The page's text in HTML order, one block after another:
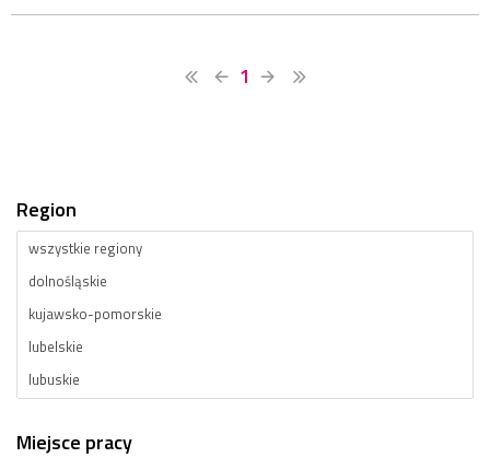
1
Region
Miejsce pracy